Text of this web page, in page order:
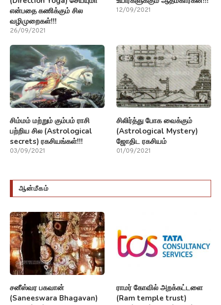
என்பதை கணிக்கும் சில
வழிமுறைகள்!!!
26/09/2021
12/09/2021
சிம்மம் மற்றும் கும்பம் ராசி
பற்றிய சில (Astrological
secrets) ரகசியங்கள்!!!
03/09/2021
சிலிர்த்து போக வைக்கும்
(Astrological Mystery)
ஜோதிட ரகசியம்
01/09/2021
ஆன்மீகம்
சனீஸ்வர பகவான்
(Saneeswara Bhagavan)
ராமர் கோவில் அறக்கட்டளை
(Ram temple trust)